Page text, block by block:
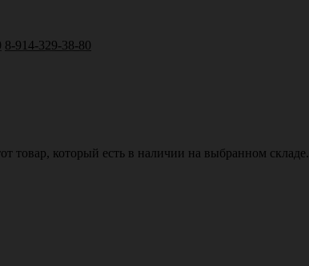
8-914-329-38-80
товар, который есть в наличии на выбранном складе.